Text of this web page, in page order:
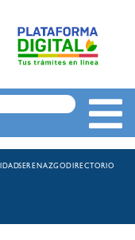
SERENAZGODIRECTORIO